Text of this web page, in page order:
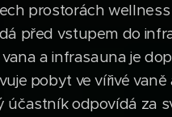
prostorách
před vstupem do
vana a infrasauna je
pobyt ve vířivé
účastník odpovídá za